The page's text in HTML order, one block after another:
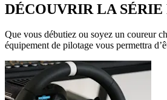
DÉCOUVRIR LA SÉRIE
Que vous débutiez ou soyez un coureur
équipement de pilotage vous permettra